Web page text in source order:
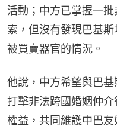
活動；中方已掌握一
索，但沒有發現巴基
被買賣器官的情況。
他說，中方希望與巴
打擊非法跨國婚姻仲
權益，共同維護中巴友